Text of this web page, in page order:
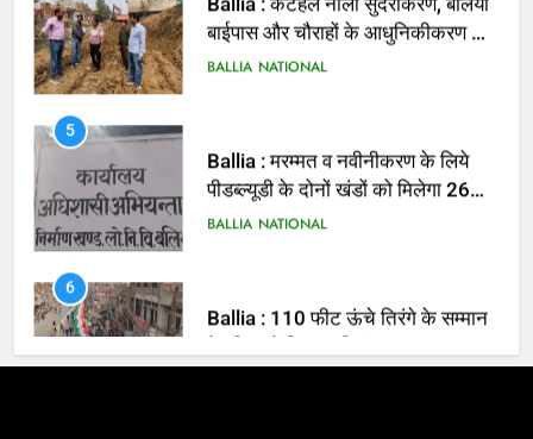
5
Ballia : मरम्मत व नवीनीकरण के लिये
6
Ballia : 110 फीट ऊंचे तिरंगे के सम्मान
7